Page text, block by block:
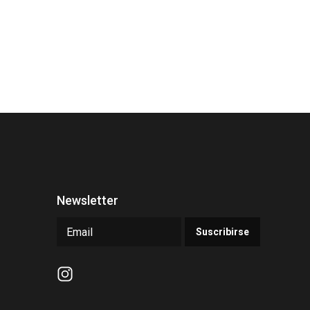
Newsletter
Suscribirse